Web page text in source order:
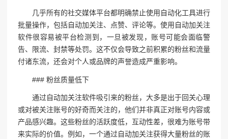
几乎所有的社交媒体平台都明确禁止使用自动化工具进行
批量操作，包括自动加关注、点赞、评论等。使用自动加关注
软件很容易被平台检测到，一旦被发现，账号可能会面临警
告、限流、封禁等处罚。这不仅会导致之前积累的粉丝和流量
付诸东流，还会对个人或品牌的声誉造成严重影响。
### 粉丝质量低下
通过自动加关注软件吸引来的粉丝，大多是出于回关心理
或对被关注账号的好奇而关注的，他们并非真正对账号内容或
产品感兴趣。这些粉丝的活跃度低，互动性差，很难为账号带
来实际的价值。例如，一个通过自动加关注获得大量粉丝的账